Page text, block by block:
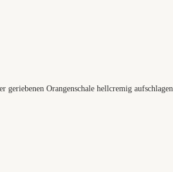
Orangenschale hellcremig aufschlagen.